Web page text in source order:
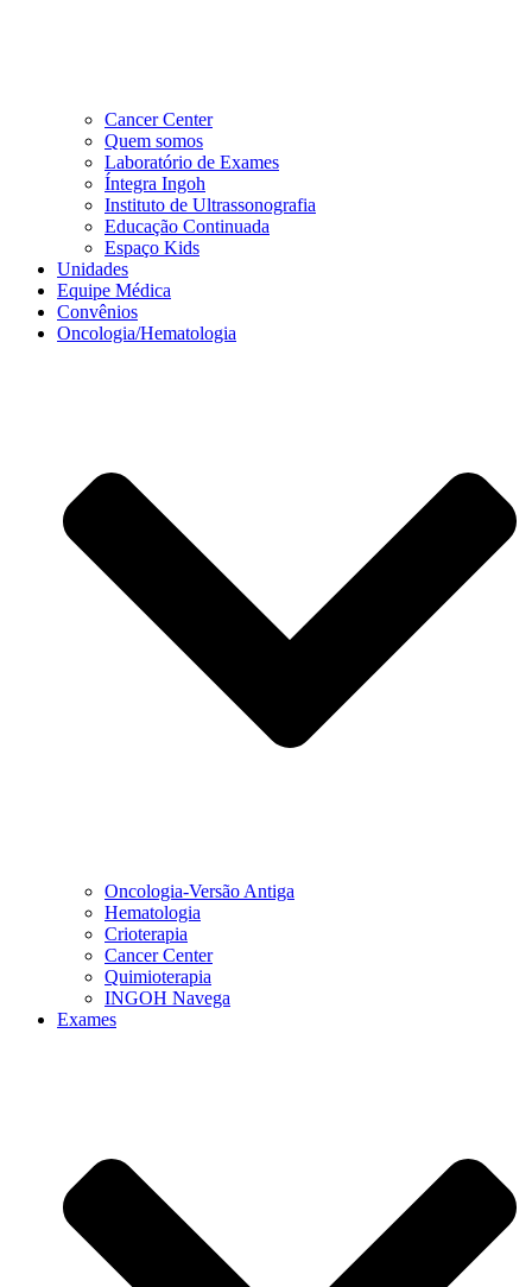
Cancer Center
Quem somos
Laboratório de Exames
Íntegra Ingoh
Instituto de Ultrassonografia
Educação Continuada
Espaço Kids
Unidades
Equipe Médica
Convênios
Oncologia/Hematologia
Oncologia-Versão Antiga
Hematologia
Crioterapia
Cancer Center
Quimioterapia
INGOH Navega
Exames